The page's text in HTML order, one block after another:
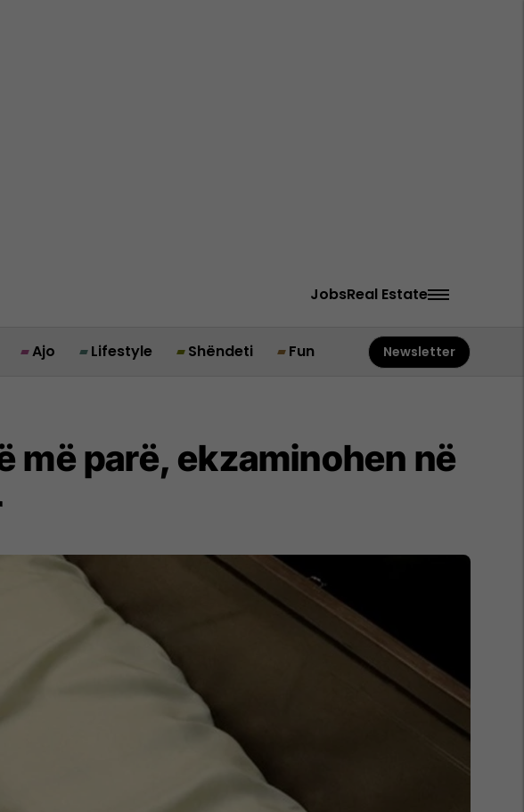
JobsReal Estate
Ajo Lifestyle Shëndeti Fun Newsletter
më parë, ekzaminohen në